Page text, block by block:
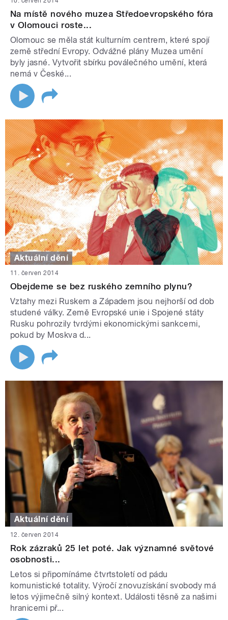
Na místě nového muzea Středoevropského fóra
v Olomouci roste...
Olomouc se měla stát kulturním centrem, které spojí
země střední Evropy. Odvážné plány Muzea umění
byly jasné. Vytvořit sbírku poválečného umění, která
nemá v České...
Aktuální dění
11. červen 2014
Obejdeme se bez ruského zemního plynu?
Vztahy mezi Ruskem a Západem jsou nejhorší od dob
studené války. Země Evropské unie i Spojené státy
Rusku pohrozily tvrdými ekonomickými sankcemi,
pokud by Moskva d...
Aktuální dění
12. červen 2014
Rok zázraků 25 let poté. Jak významné světové
osobnosti...
Letos si připomínáme čtvrtstoletí od pádu
komunistické totality. Výročí znovuzískání svobody má
letos výjimečně silný kontext. Události těsně za našimi
hranicemi př...